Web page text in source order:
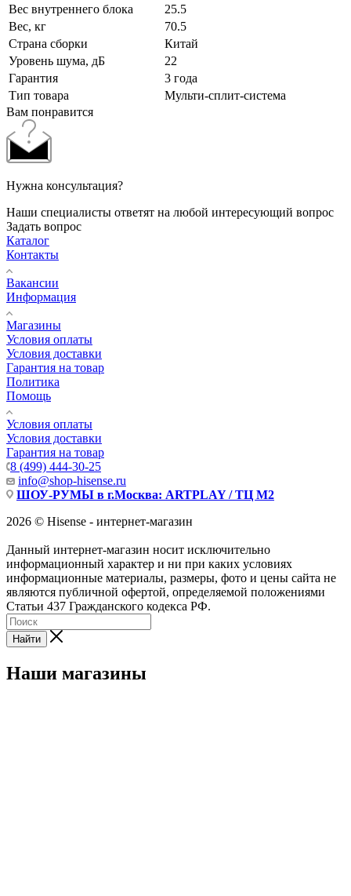
Вес внутреннего блока
25.5
Вес, кг
70.5
Страна сборки
Китай
Уровень шума, дБ
22
Гарантия
3 года
Тип товара
Мульти-сплит-система
Вам понравится
Нужна консультация?
Наши специалисты ответят на любой интересующий вопрос
Задать вопрос
Каталог
Контакты
Вакансии
Информация
Магазины
Условия оплаты
Условия доставки
Гарантия на товар
Политика
Помощь
Условия оплаты
Условия доставки
Гарантия на товар
8 (499) 444-30-25
info@shop-hisense.ru
ШОУ-РУМЫ в г.Москва: ARTPLAY / ТЦ М2
2026 © Hisense - интернет-магазин
Данный интернет-магазин носит исключительно
информационный характер и ни при каких условиях
информационные материалы, размеры, фото и цены сайта не
являются публичной офертой, определяемой положениями
Статьи 437 Гражданского кодекса РФ.
Найти
Наши магазины